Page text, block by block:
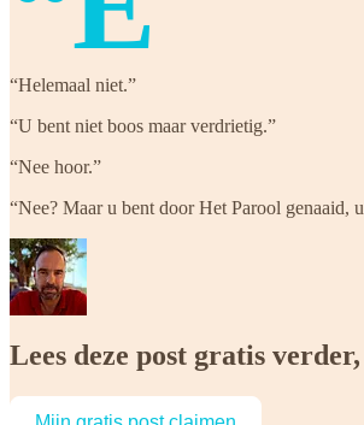
“Helemaal niet.”
“U bent niet boos maar verdrietig.”
“Nee hoor.”
“Nee? Maar u bent door Het Parool
Lees deze post gratis